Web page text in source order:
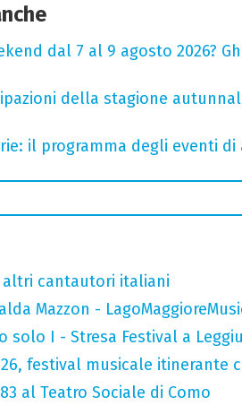
dal 7 al 9 agosto 2026?
della stagione
il programma degli eventi
altri cantautori italiani
Mazzon -
solo I - Stresa Festival a
festival musicale itinerante
al Teatro Sociale di Como